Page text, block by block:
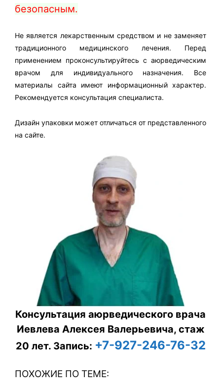
безопасным.
Не является лекарственным средством и не заменяет
традиционного медицинского лечения. Перед
применением проконсультируйтесь с аюрведическим
врачом для индивидуального назначения. Все
материалы сайта имеют информационный характер.
Рекомендуется консультация специалиста.
Дизайн упаковки может отличаться от представленного
на сайте.
Консультация аюрведического врача
Иевлева Алексея Валерьевича, стаж
20 лет. Запись: +7-927-246-76-32
ПОХОЖИЕ ПО ТЕМЕ: